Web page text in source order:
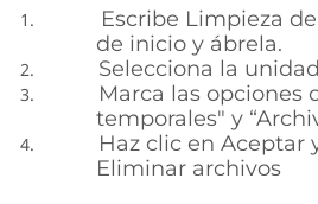
Escribe Limpieza
de inicio y ábrela.
Selecciona la
Marca las opciones
temporales" y
Haz clic en Aceptar
Eliminar archivos